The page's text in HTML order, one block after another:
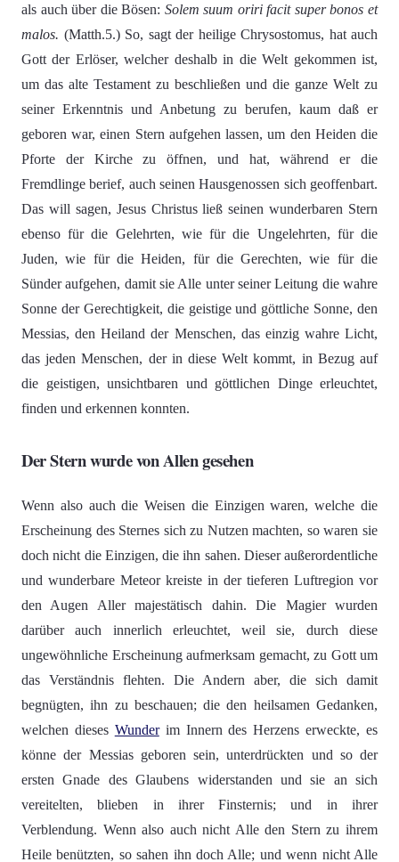
als auch über die Bösen: Solem suum oriri facit super bonos et
malos. (Matth.5.) So, sagt der heilige Chrysostomus, hat auch
Gott der Erlöser, welcher deshalb in die Welt gekommen ist,
um das alte Testament zu beschließen und die ganze Welt zu
seiner Erkenntnis und Anbetung zu berufen, kaum daß er
geboren war, einen Stern aufgehen lassen, um den Heiden die
Pforte der Kirche zu öffnen, und hat, während er die
Fremdlinge berief, auch seinen Hausgenossen sich geoffenbart.
Das will sagen, Jesus Christus ließ seinen wunderbaren Stern
ebenso für die Gelehrten, wie für die Ungelehrten, für die
Juden, wie für die Heiden, für die Gerechten, wie für die
Sünder aufgehen, damit sie Alle unter seiner Leitung die wahre
Sonne der Gerechtigkeit, die geistige und göttliche Sonne, den
Messias, den Heiland der Menschen, das einzig wahre Licht,
das jeden Menschen, der in diese Welt kommt, in Bezug auf
die geistigen, unsichtbaren und göttlichen Dinge erleuchtet,
finden und erkennen konnten.
Der Stern wurde von Allen gesehen
Wenn also auch die Weisen die Einzigen waren, welche die
Erscheinung des Sternes sich zu Nutzen machten, so waren sie
doch nicht die Einzigen, die ihn sahen. Dieser außerordentliche
und wunderbare Meteor kreiste in der tieferen Luftregion vor
den Augen Aller majestätisch dahin. Die Magier wurden
darüber auch innerlich erleuchtet, weil sie, durch diese
ungewöhnliche Erscheinung aufmerksam gemacht, zu Gott um
das Verständnis flehten. Die Andern aber, die sich damit
begnügten, ihn zu beschauen; die den heilsamen Gedanken,
welchen dieses Wunderim Innern des Herzens erweckte, es
könne der Messias geboren sein, unterdrückten und so der
ersten Gnade des Glaubens widerstanden und sie an sich
vereitelten, blieben in ihrer Finsternis; und in ihrer
Verblendung. Wenn also auch nicht Alle den Stern zu ihrem
Heile benützten, so sahen ihn doch Alle; und wenn nicht Alle